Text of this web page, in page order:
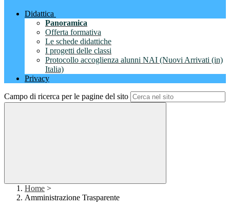
Didattica
Panoramica
Offerta formativa
Le schede didattiche
I progetti delle classi
Protocollo accoglienza alunni NAI (Nuovi Arrivati (in)
Italia)
Privacy
Campo di ricerca per le pagine del sito
Home >
Amministrazione Trasparente